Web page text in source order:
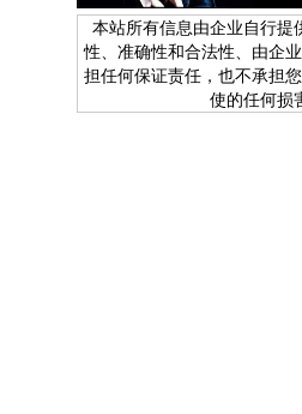
本站所有信息由企业自行提
性、准确性和合法性、由企
担任何保证责任，也不承担
使的任何损